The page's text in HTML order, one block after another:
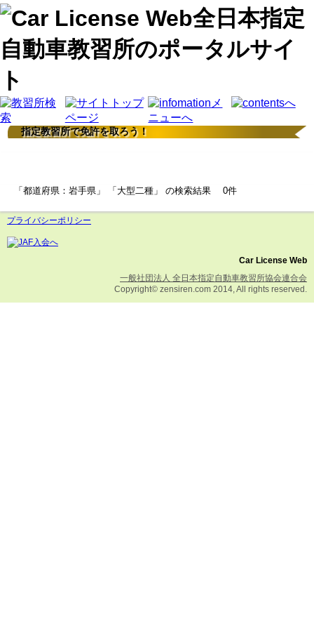
指定教習所で免許を取ろう！
「都道府県：岩手県」 「大型二種」 の検索結果 0件
プライバシーポリシー
Car License Web
一般社団法人 全日本指定自動車教習所協会連合会
Copyright© zensiren.com 2014, All rights reserved.